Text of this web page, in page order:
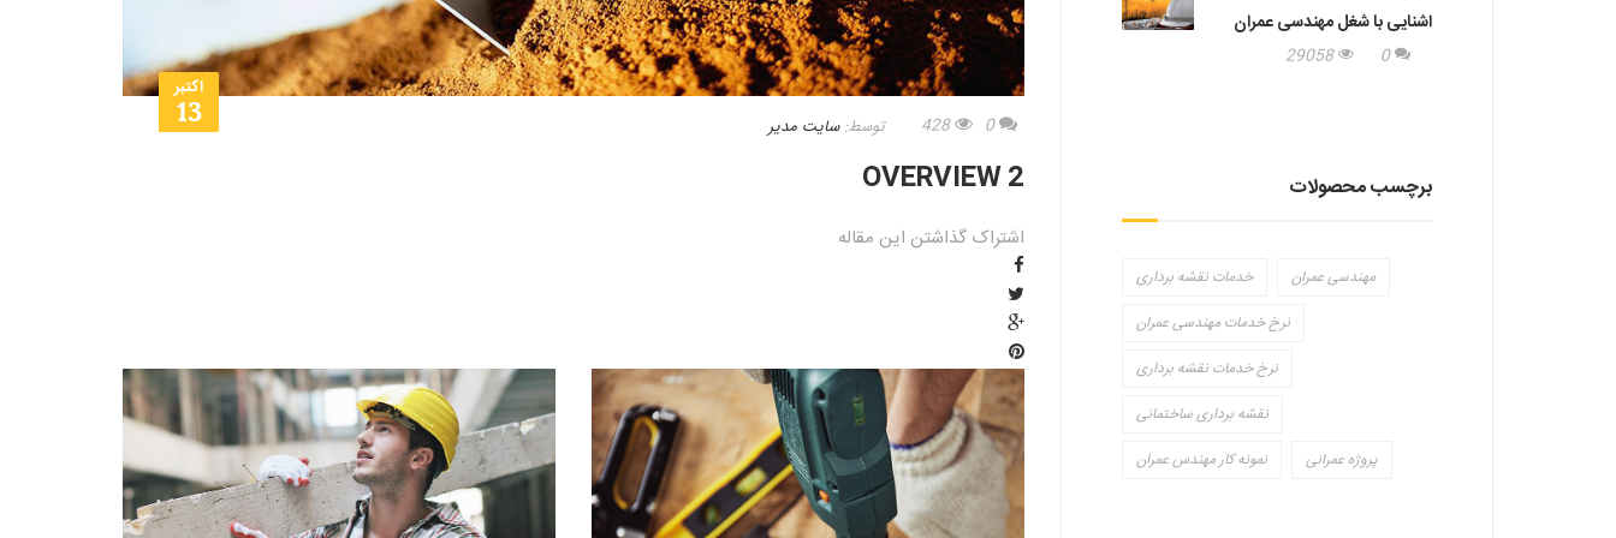
اکتبر
13 توسط:سایت مدیر 0
428
OVERVIEW 2
اشتراک گذاشتن این مقاله
اشنایی با شغل مهندسی عمران
0
29058
برچسب محصولات
خدمات نقشه برداری
مهندسی عمران
نرخ خدمات مهندسی عمران
نرخ خدمات نقشه برداری
نقشه برداری ساختمانی
نمونه کار مهندس عمران
پروژه عمرانی